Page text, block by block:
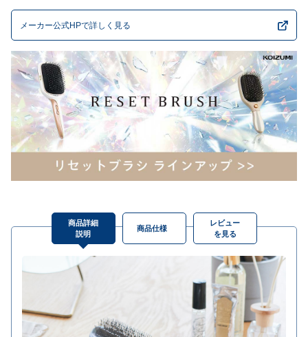
メーカー公式HPで詳しく見る
商品詳細
説明
商品仕様
レビュー
を見る